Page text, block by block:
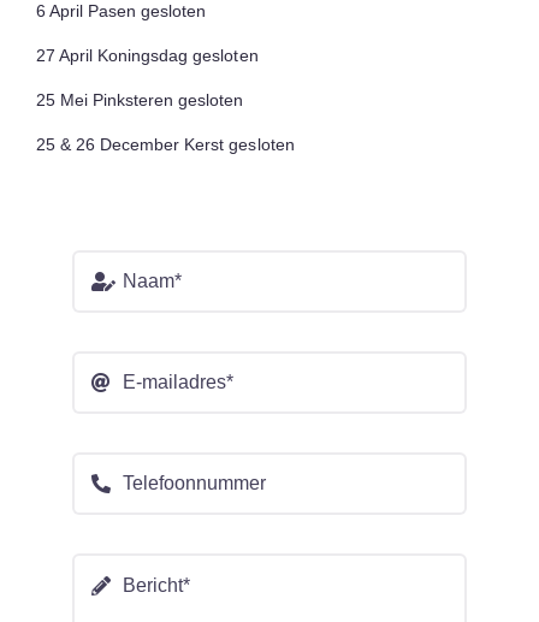
6 April Pasen gesloten
27 April Koningsdag gesloten
25 Mei Pinksteren gesloten
25 & 26 December Kerst gesloten